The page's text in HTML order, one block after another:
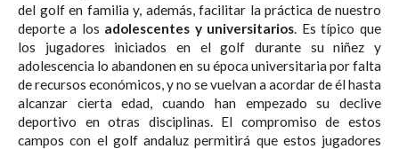
del golf en familia y, además, facilitar la práctica de nuestro
deporte a los adolescentes y universitarios. Es típico que
los jugadores iniciados en el golf durante su niñez y
adolescencia lo abandonen en su época universitaria por falta
de recursos económicos, y no se vuelvan a acordar de él hasta
alcanzar cierta edad, cuando han empezado su declive
deportivo en otras disciplinas. El compromiso de estos
campos con el golf andaluz permitirá que estos jugadores